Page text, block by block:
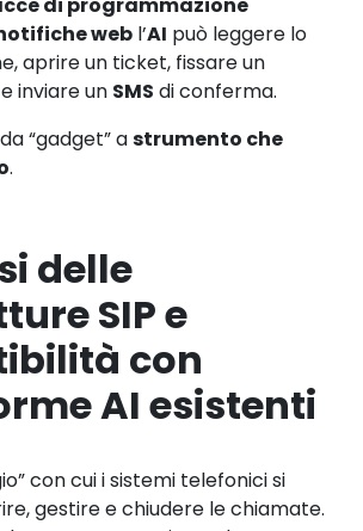
web l’AI può leggere lo
aprire un ticket, fissare un
inviare un SMS di conferma.
“gadget” astrumento che
.
delle
SIP e
con
AI esistenti
con cui i sistemi telefonici si
gestire e chiudere le chiamate.